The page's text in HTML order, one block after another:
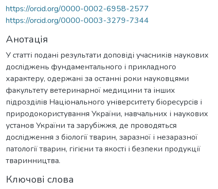
https://orcid.org/0000-0002-6958-2577
https://orcid.org/0000-0003-3279-7344
Анотація
У статті подані результати доповіді учасників наукових
досліджень фундаментального і прикладного
характеру, одержані за останні роки науковцями
факультету ветеринарної медицини та інших
підрозділів Національного університету біоресурсів і
природокористування України, навчальних і наукових
установ України та зарубіжжя, де проводяться
дослідження з біології тварин, заразної і незаразної
патології тварин, гігієни та якості і безпеки продукції
тваринництва.
Ключові слова